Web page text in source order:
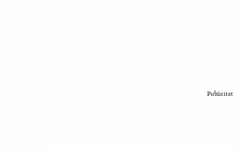
Publicitat